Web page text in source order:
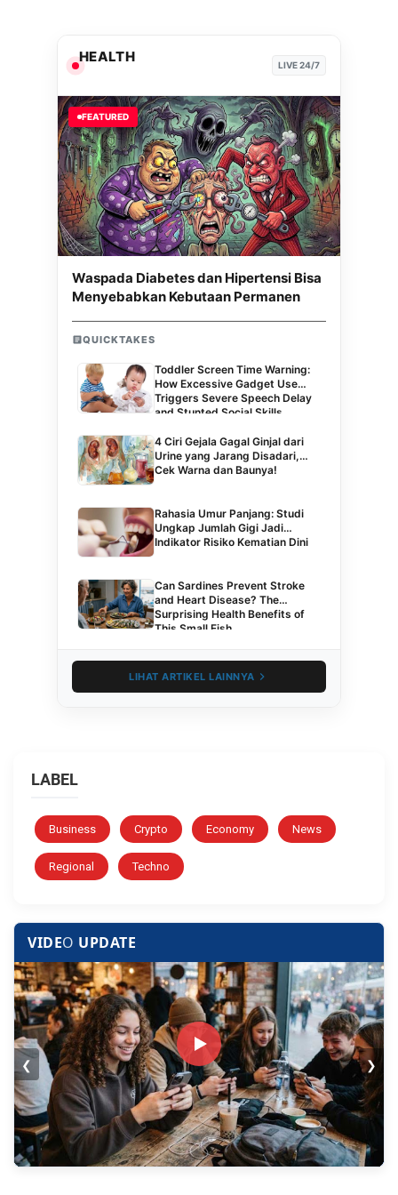
HEALTH LIVE 24/7
FEATURED
Waspada Diabetes dan Hipertensi Bisa
Menyebabkan Kebutaan Permanen
QUICKTAKES
Toddler Screen Time Warning:
How Excessive Gadget Use
Triggers Severe Speech Delay
and Stunted Social Skills
4 Ciri Gejala Gagal Ginjal dari
Urine yang Jarang Disadari,
Cek Warna dan Baunya!
Rahasia Umur Panjang: Studi
Ungkap Jumlah Gigi Jadi
Indikator Risiko Kematian Dini
Can Sardines Prevent Stroke
and Heart Disease? The
Surprising Health Benefits of
This Small Fish
LIHAT ARTIKEL LAINNYA
LABEL
Business Crypto Economy News
Regional Techno
VIDEO UPDATE
❮ ❯